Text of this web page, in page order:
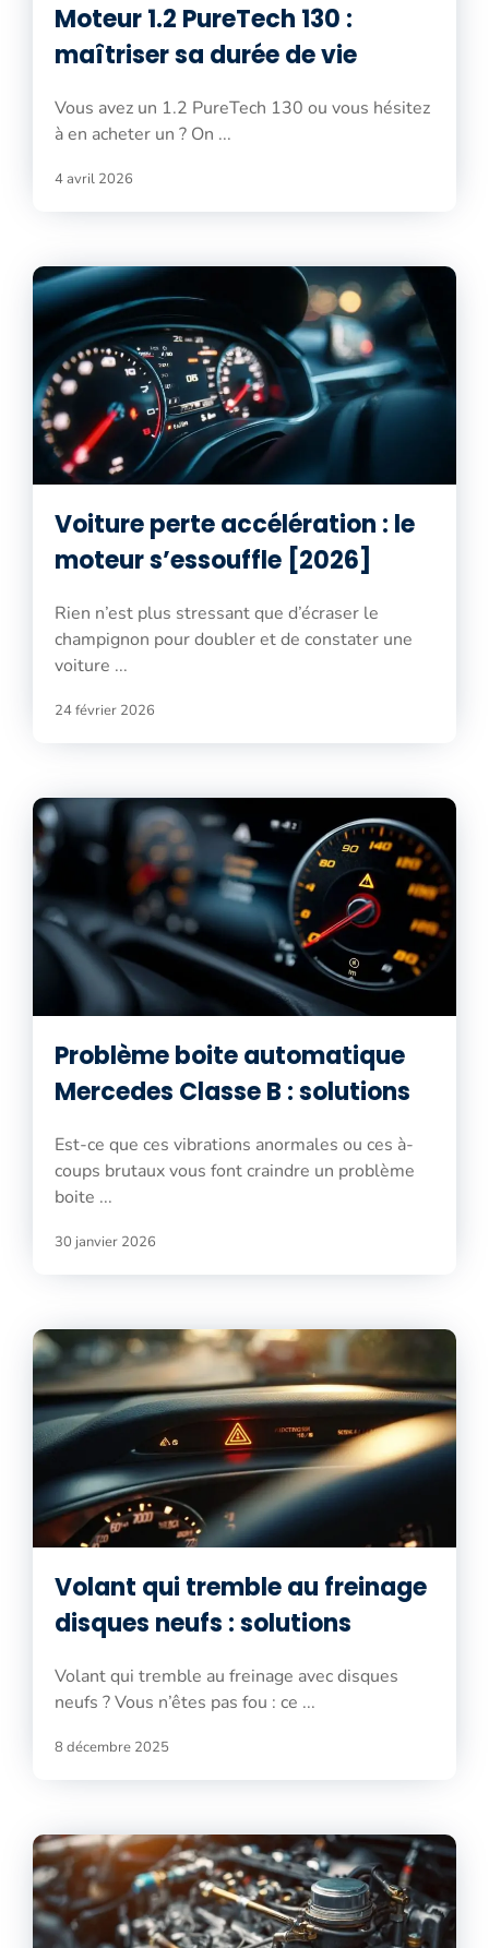
Moteur 1.2 PureTech 130 :
maîtriser sa durée de vie
Vous avez un 1.2 PureTech 130 ou vous hésitez
à en acheter un ? On ...
4 avril 2026
Voiture perte accélération : le
moteur s’essouffle [2026]
Rien n’est plus stressant que d’écraser le
champignon pour doubler et de constater une
voiture ...
24 février 2026
Problème boite automatique
Mercedes Classe B : solutions
Est-ce que ces vibrations anormales ou ces à-
coups brutaux vous font craindre un problème
boite ...
30 janvier 2026
Volant qui tremble au freinage
disques neufs : solutions
Volant qui tremble au freinage avec disques
neufs ? Vous n’êtes pas fou : ce ...
8 décembre 2025